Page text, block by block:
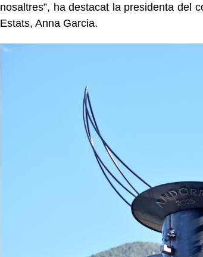
nosaltres”, ha destacat la presidenta del
Estats, Anna Garcia.